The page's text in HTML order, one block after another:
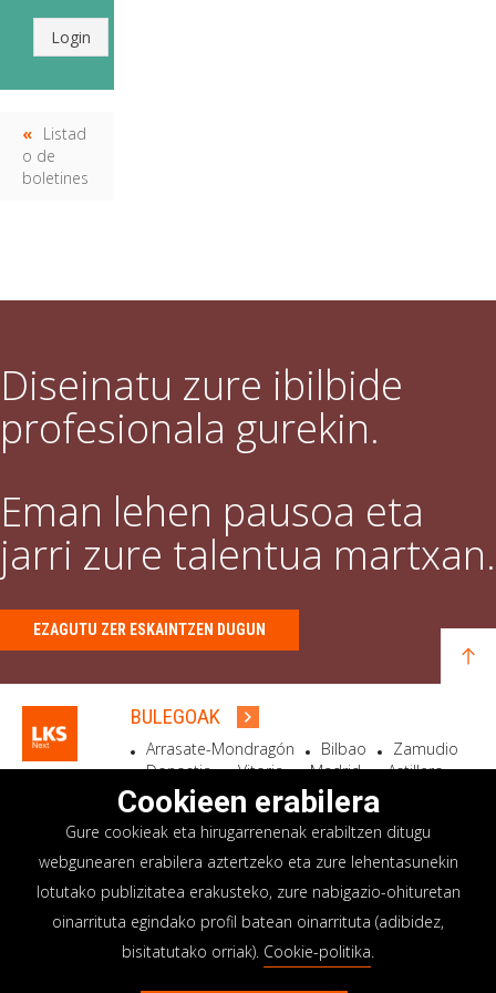
Login
Listad
o de
boletines
Diseinatu zure ibilbide
profesionala gurekin.
Eman lehen pausoa eta
jarri zure talentua martxan.
EZAGUTU ZER ESKAINTZEN DUGUN
BULEGOAK
Arrasate-Mondragón Bilbao
Zamudio
Donostia
Vitoria Madrid
Astillero
Bidart
EGOITZA SOZIALA
Goiru, 7 Arrasate-Mondragón
CP 20500 GIPUZKOA – SPAIN
+34 900 84 14 14
info@lksnext.com
Cookieen erabilera
Gure cookieak eta hirugarrenenak erabiltzen ditugu
webgunearen erabilera aztertzeko eta zure lehentasunekin
lotutako publizitatea erakusteko, zure nabigazio-ohituretan
oinarrituta egindako profil batean oinarrituta (adibidez,
bisitatutako orriak). Cookie-politika.